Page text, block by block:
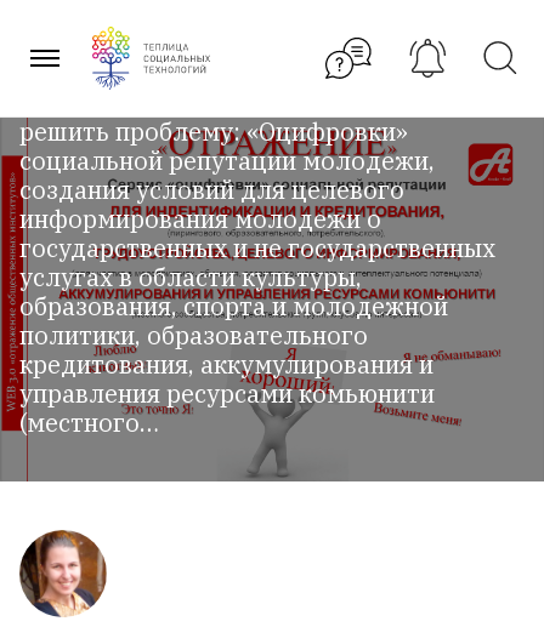
содержаниюОтражение
решить проблему: «Оцифровки»
социальной репутации молодежи,
создания условий для целевого
информирования молодежи о
государственных и не государственных
услугах в области культуры,
образования, спорта и молодежной
политики, образовательного
кредитования, аккумулирования и
управления ресурсами комьюнити
(местного…